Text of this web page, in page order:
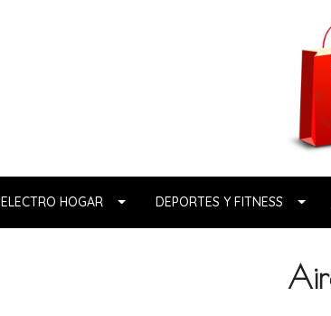
ELECTRO HOGAR DEPORTES Y FITNESS